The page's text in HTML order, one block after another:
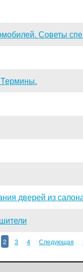
Советы
Термины.
дверей из
2 3 4 Следующая